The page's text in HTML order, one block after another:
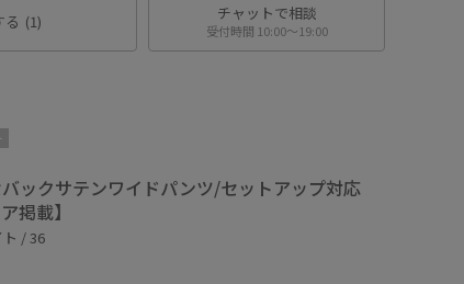
る (1) チャットで相談
受付時間 10:00〜19:00
バックサテンワイドパンツ/セットアップ対応
掲載】
/ 36